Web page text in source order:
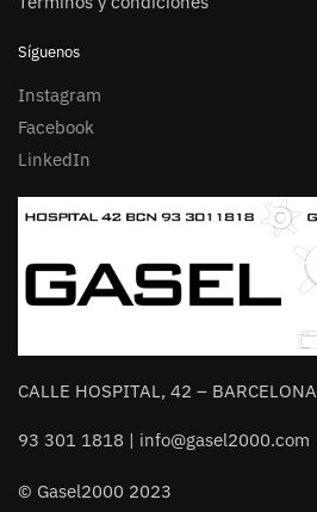
Síguenos
Instagram
Facebook
LinkedIn
CALLE HOSPITAL, 42 – BARCELONA
93 301 1818 | info@gasel2000.com
© Gasel2000 2023